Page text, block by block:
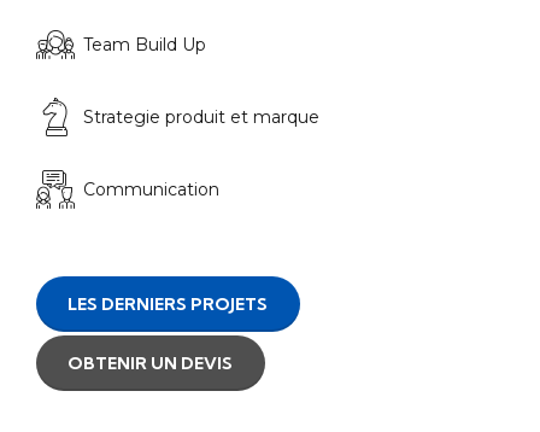
Team Build Up
Strategie produit et marque
Communication
LES DERNIERS PROJETS
OBTENIR UN DEVIS